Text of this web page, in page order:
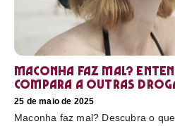
Maconha faz mal?
compara a outras
25 de maio de 2025
Maconha faz mal? Descubra o